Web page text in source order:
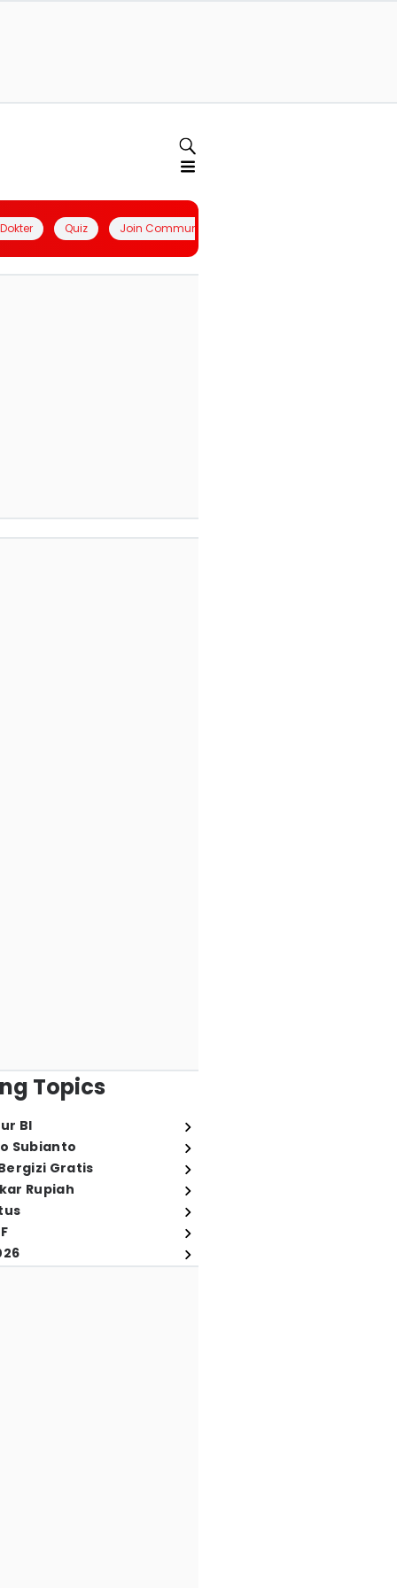
Quiz Join Community
Topics
BI
Subianto
Gratis
Rupiah